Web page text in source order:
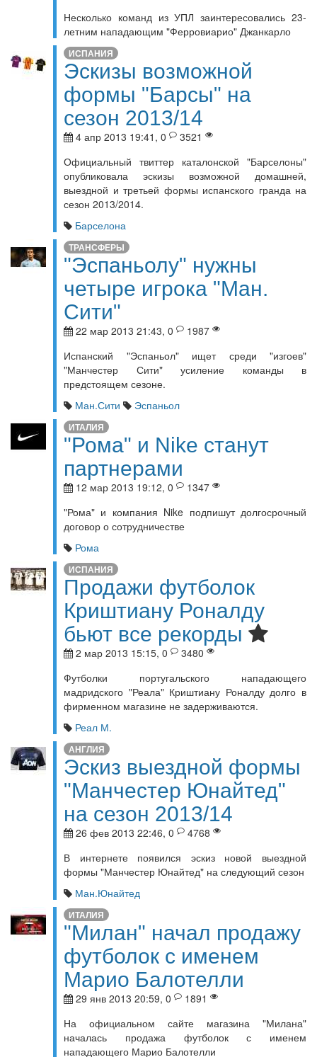
Несколько команд из УПЛ заинтересовались 23-
летним нападающим "Ферровиарио" Джанкарло
ИСПАНИЯ
Эскизы возможной
формы "Барсы" на
сезон 2013/14
4 апр 2013 19:41, 0
3521
Официальный твиттер каталонской "Барселоны"
опубликовала эскизы возможной домашней,
выездной и третьей формы испанского гранда на
сезон 2013/2014.
Барселона
ТРАНСФЕРЫ
"Эспаньолу" нужны
четыре игрока "Ман.
Сити"
22 мар 2013 21:43, 0
1987
Испанский "Эспаньол" ищет среди "изгоев"
"Манчестер Сити" усиление команды в
предстоящем сезоне.
Ман.Сити
Эспаньол
ИТАЛИЯ
"Рома" и Nike станут
партнерами
12 мар 2013 19:12, 0
1347
"Рома" и компания Nike подпишут долгосрочный
договор о сотрудничестве
Рома
ИСПАНИЯ
Продажи футболок
Криштиану Роналду
бьют все рекорды
2 мар 2013 15:15, 0
3480
Футболки португальского нападающего
мадридского "Реала" Криштиану Роналду долго в
фирменном магазине не задерживаются.
Реал М.
АНГЛИЯ
Эскиз выездной формы
"Манчестер Юнайтед"
на сезон 2013/14
26 фев 2013 22:46, 0
4768
В интернете появился эскиз новой выездной
формы "Манчестер Юнайтед" на следующий сезон
Ман.Юнайтед
ИТАЛИЯ
"Милан" начал продажу
футболок с именем
Марио Балотелли
29 янв 2013 20:59, 0
1891
На официальном сайте магазина "Милана"
началась продажа футболок с именем
нападающего Марио Балотелли